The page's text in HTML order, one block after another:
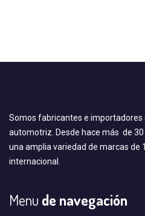
Somos fabricantes e importadores
automotriz. Desde hace más de
una amplia variedad de marcas de
internacional.
Menu de navegación